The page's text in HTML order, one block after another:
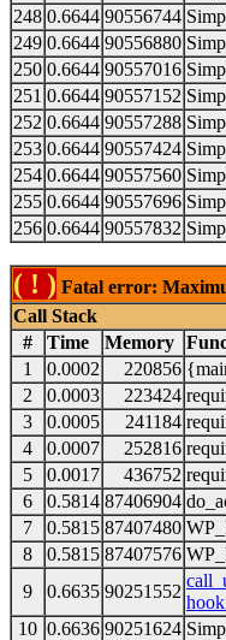
248 0.6644 90556744
249 0.6644 90556880
250 0.6644 90557016
251 0.6644 90557152
252 0.6644 90557288
253 0.6644 90557424
254 0.6644 90557560
255 0.6644 90557696
256 0.6644 90557832
( ! ) Fatal error:
Call Stack
#
Time Memory
1
0.0002 220856
2
0.0003 223424
3
0.0005 241184
4
0.0007 252816
5
0.0017 436752
6
0.5814 87406904
7
0.5815 87407480
8
0.5815 87407576
9
0.6635 90251552
10 0.6636 90251624